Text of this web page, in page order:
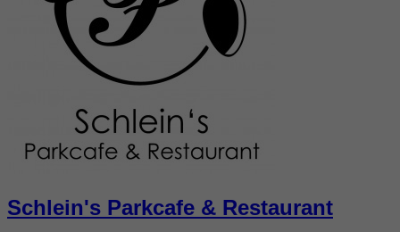
Schlein's Parkcafe & Restaurant